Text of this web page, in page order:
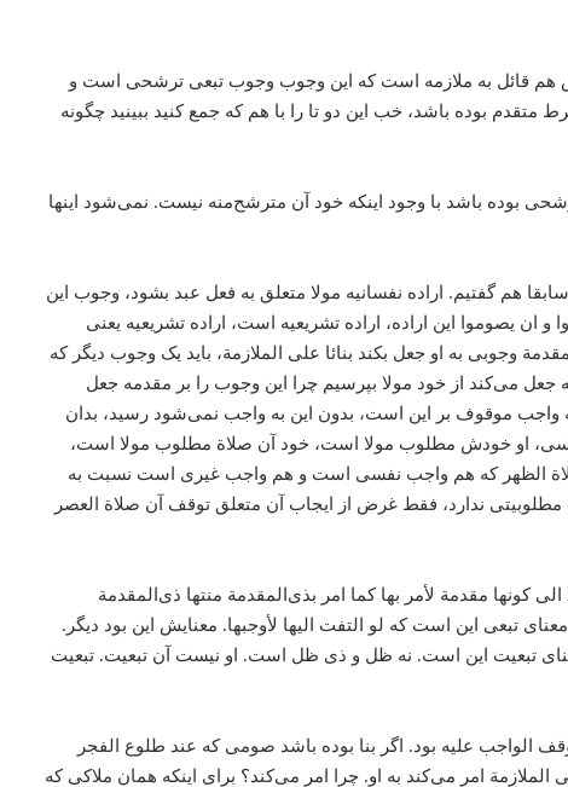
هم قائل به ملازمه است که این وجوب وجوب تبعی ترشحی است و
بوده باشد، خب این دو تا را با هم که جمع کنید ببینید چگونه
بوده باشد با وجود اینکه خود آن مترشح‌منه نیست. نمی‌شود اینها
هم گفتیم. اراده نفسانیه مولا متعلق به فعل عبد بشود، ‌وجوب این
ان یصوموا این اراده، اراده تشریعیه است، اراده تشریعیه یعنی
وجوبی به او جعل بکند ‌بنائا علی الملازمة، باید یک وجوب دیگر که
می‌‌کند از خود مولا بپرسیم چرا این وجوب را بر مقدمه جعل
موقوف بر این است، بدون این به واجب نمی‌شود رسید، بدان
او خودش مطلوب مولا است، خود آن صلاة مطلوب مولا است،
الظهر که هم واجب نفسی است و هم واجب غیری است نسبت به
ندارد، فقط غرض از ایجاب آن متعلق توقف آن صلاة العصر
مقدمة لأمر بها کما امر بذی‌المقدمة منتها ذی‌المقدمة
این است که لو التفت الیها لأوجبها. معنایش این بود دیگر.
تبعیت این است. نه ظل و ذی ظل است. او نیست آن تبعیت. تبعیت
علیه بود. اگر بنا بوده باشد صومی که عند طلوع الفجر
امر می‌‌کند به او. چرا امر می‌‌کند؟ برای اینکه همان ملاکی که